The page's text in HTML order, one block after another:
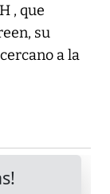
, que
su
a la